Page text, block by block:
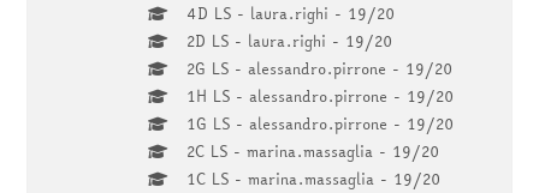
4D LS - laura.righi - 19/20
2D LS - laura.righi - 19/20
2G LS - alessandro.pirrone - 19/20
1H LS - alessandro.pirrone - 19/20
1G LS - alessandro.pirrone - 19/20
2C LS - marina.massaglia - 19/20
1C LS - marina.massaglia - 19/20